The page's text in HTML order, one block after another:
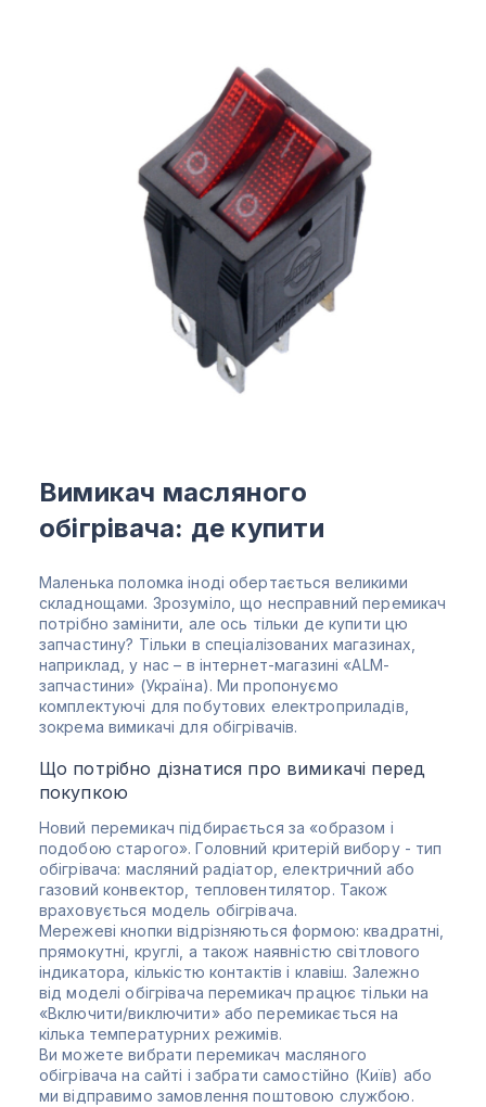
Вимикач масляного
обігрівача: де купити
Маленька поломка іноді обертається великими
складнощами. Зрозуміло, що несправний перемикач
потрібно замінити, але ось тільки де купити цю
запчастину? Тільки в спеціалізованих магазинах,
наприклад, у нас – в інтернет-магазині «ALM-
запчастини» (Україна). Ми пропонуємо
комплектуючі для побутових електроприладів,
зокрема вимикачі для обігрівачів.
Що потрібно дізнатися про вимикачі перед
покупкою
Новий перемикач підбирається за «образом і
подобою старого». Головний критерій вибору - тип
обігрівача: масляний радіатор, електричний або
газовий конвектор, тепловентилятор. Також
враховується модель обігрівача.
Мережеві кнопки відрізняються формою: квадратні,
прямокутні, круглі, а також наявністю світлового
індикатора, кількістю контактів і клавіш. Залежно
від моделі обігрівача перемикач працює тільки на
«Включити/виключити» або перемикається на
кілька температурних режимів.
Ви можете вибрати перемикач масляного
обігрівача на сайті і забрати самостійно (Київ) або
ми відправимо замовлення поштовою службою.